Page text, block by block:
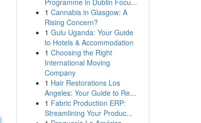
Programme in Dublin Focu...
1 Cannabis in Glasgow: A
Rising Concern?
1 Gulu Uganda: Your Guide
to Hotels & Accommodation
1 Choosing the Right
International Moving
Company
1 Hair Restorations Los
Angeles: Your Guide to Re...
1 Fabric Production ERP:
Streamlining Your Produc...